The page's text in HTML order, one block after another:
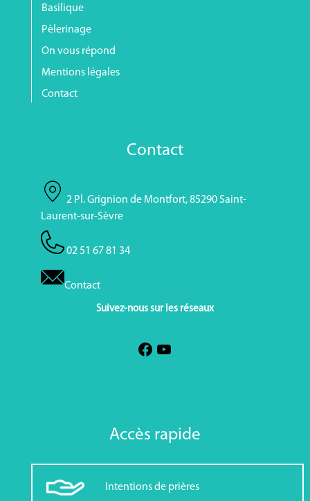
Basilique
Pèlerinage
On vous répond
Mentions légales
Contact
Contact
2 Pl. Grignion de Montfort, 85290 Saint-
Laurent-sur-Sèvre
02 51 67 81 34
Contact
Suivez-nous sur les réseaux
Accès rapide
Intentions de prières